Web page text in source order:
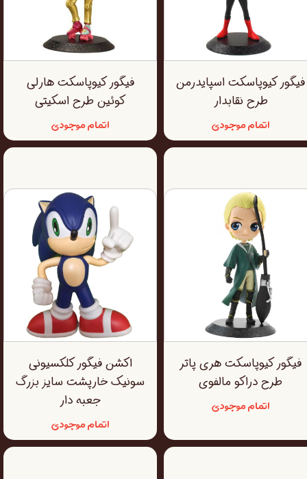
فیگور کیوپاسکت اسپایدرمن
طرح نقابدار
اتمام موجودی
فیگور کیوپاسکت هارلی
کوئین طرح اسکیتی
اتمام موجودی
فیگور کیوپاسکت هری پاتر
طرح دراکو مالفوی
اتمام موجودی
اکشن فیگور کلکسیونی
سونیک خارپشت سایز بزرگ
جعبه دار
اتمام موجودی